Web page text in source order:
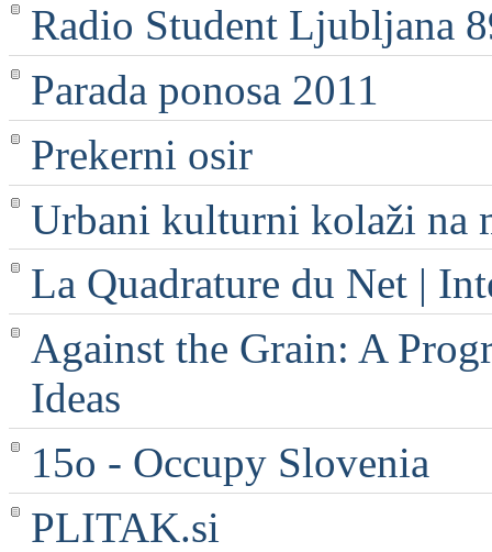
Radio Student Ljubljana
Parada ponosa 2011
Prekerni osir
Urbani kulturni kolaži na
La Quadrature du Net |
Against the Grain: A
Ideas
15o - Occupy Slovenia
PLITAK.si